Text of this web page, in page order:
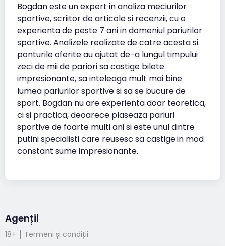
Bogdan este un expert in analiza meciurilor
sportive, scriitor de articole si recenzii, cu o
experienta de peste 7 ani in domeniul pariurilor
sportive. Analizele realizate de catre acesta si
ponturile oferite au ajutat de-a lungul timpului
zeci de mii de pariori sa castige bilete
impresionante, sa inteleaga mult mai bine
lumea pariurilor sportive si sa se bucure de
sport. Bogdan nu are experienta doar teoretica,
ci si practica, deoarece plaseaza pariuri
sportive de foarte multi ani si este unul dintre
putini specialisti care reusesc sa castige in mod
constant sume impresionante.
Agenții
18+ Termeni și condiții